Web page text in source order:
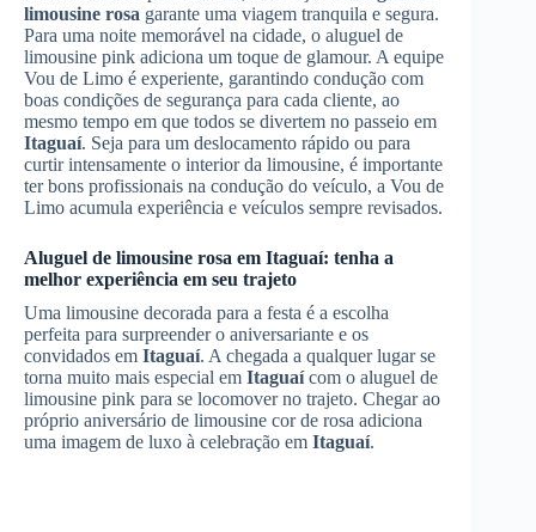
limousine rosa garante uma viagem tranquila e segura.
Para uma noite memorável na cidade, o aluguel de
limousine pink adiciona um toque de glamour. A equipe
Vou de Limo é experiente, garantindo condução com
boas condições de segurança para cada cliente, ao
mesmo tempo em que todos se divertem no passeio em
Itaguaí. Seja para um deslocamento rápido ou para
curtir intensamente o interior da limousine, é importante
ter bons profissionais na condução do veículo, a Vou de
Limo acumula experiência e veículos sempre revisados.
Aluguel de limousine rosa em Itaguaí: tenha a
melhor experiência em seu trajeto
Uma limousine decorada para a festa é a escolha
perfeita para surpreender o aniversariante e os
convidados em Itaguaí. A chegada a qualquer lugar se
torna muito mais especial em Itaguaícom o aluguel de
limousine pink para se locomover no trajeto. Chegar ao
próprio aniversário de limousine cor de rosa adiciona
uma imagem de luxo à celebração em Itaguaí.